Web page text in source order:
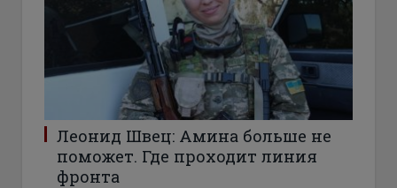
Леонид Швец: Амина больше не
поможет. Где проходит линия
фронта